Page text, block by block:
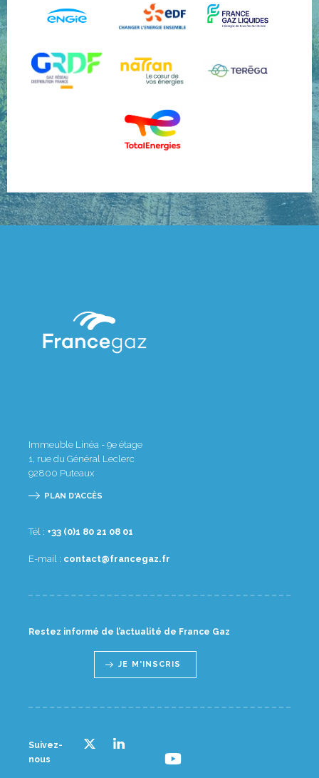
Immeuble Linéa - 9e étage
1, rue du Général Leclerc
92800 Puteaux
PLAN D'ACCÈS
Tél : 10 80 12 08 1(0) 33+
E-mail : rf.zagecnarf@tcatnoc
Restez informé de l’actualité de France Gaz
JE M'INSCRIS
Suivez-
nous